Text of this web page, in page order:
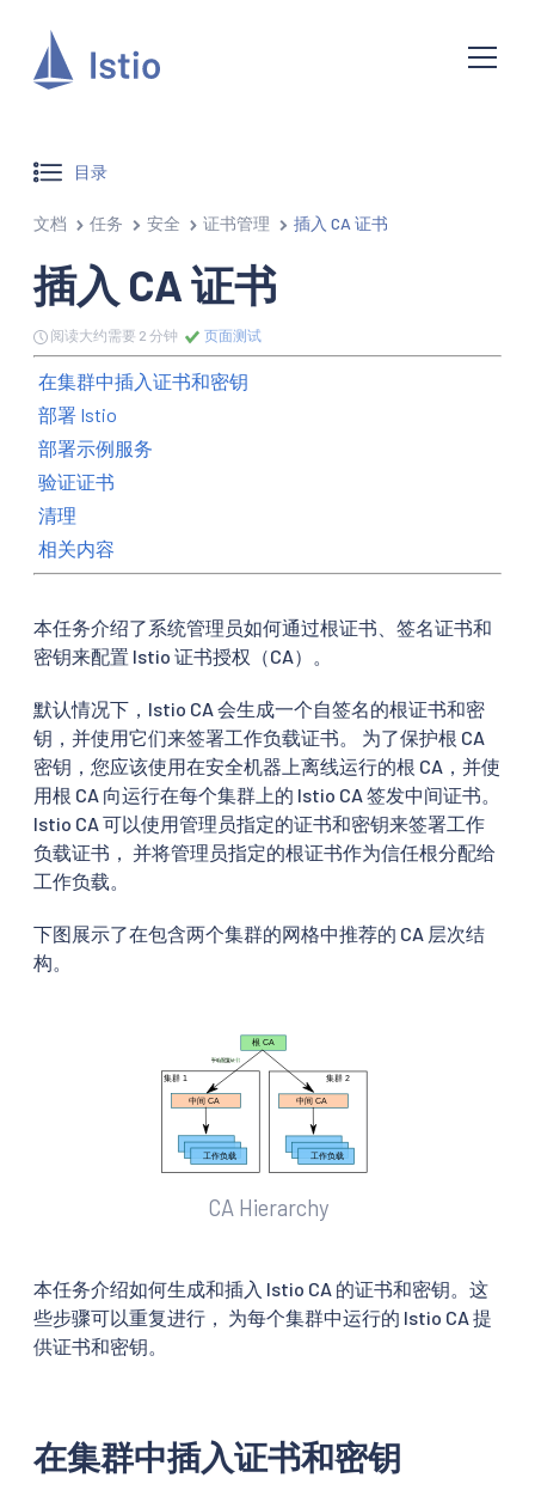
目录
文档 任务 安全 证书管理 插入 CA 证书
插入 CA 证书
阅读大约需要 2 分钟 页面测试
在集群中插入证书和密钥
部署 Istio
部署示例服务
验证证书
清理
相关内容
本任务介绍了系统管理员如何通过根证书、签名证书和
密钥来配置 Istio 证书授权（CA）。
默认情况下，Istio CA 会生成一个自签名的根证书和密
钥，并使用它们来签署工作负载证书。 为了保护根 CA
密钥，您应该使用在安全机器上离线运行的根 CA，并使
用根 CA 向运行在每个集群上的 Istio CA 签发中间证书。
Istio CA 可以使用管理员指定的证书和密钥来签署工作
负载证书， 并将管理员指定的根证书作为信任根分配给
工作负载。
下图展示了在包含两个集群的网格中推荐的 CA 层次结
构。
CA Hierarchy
本任务介绍如何生成和插入 Istio CA 的证书和密钥。这
些步骤可以重复进行， 为每个集群中运行的 Istio CA 提
供证书和密钥。
在集群中插入证书和密钥